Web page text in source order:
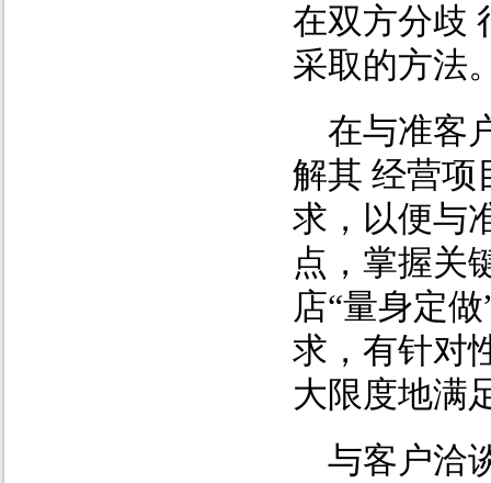
在双方分歧
采取的方法
在与准客
解其 经营项
求，以便与
点，掌握关
店“量身定
求，有针对
大限度地满
与客户洽